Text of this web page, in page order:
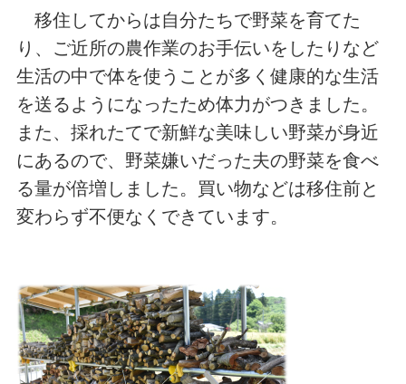
移住してからは自分たちで野菜を育てた
り、ご近所の農作業のお手伝いをしたりなど
生活の中で体を使うことが多く健康的な生活
を送るようになったため体力がつきました。
また、採れたてで新鮮な美味しい野菜が身近
にあるので、野菜嫌いだった夫の野菜を食べ
る量が倍増しました。買い物などは移住前と
変わらず不便なくできています。